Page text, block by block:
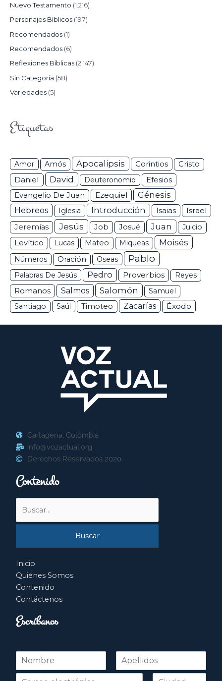
Nuevo Testamento (1.216)
Personajes Bíblicos (197)
Recomendados (1)
Recomendados (6)
Reflexiones Bíblicas (2.147)
Sin Categoría (58)
Variedades (5)
Etiquetas
Amor Amós Apocalipsis Corintios Cristo
Daniel David Deuteronomio Efesios
Evangelio De Juan Ezequiel
Génesis
Hebreos
Iglesia Introducción Isaias Israel
Jeremías Jesús Job Josué Juan
Juicio
Levítico
Lucas Mateo Miqueas Moisés
Números Oración Oseas Pablo
Palabras De Jesús Pedro Proverbios Reyes
Romanos Salmos Salomón
Samuel
Santiago
Saúl Timoteo Zacarías Éxodo
Cartagena, Colombia
info@vozactual.org
Derechos Reservados 2020
Contenido
por:
Inicio
Quiénes Somos
Contenido
Contáctenos
Escríbanos
N
m
Nombre Apellidos